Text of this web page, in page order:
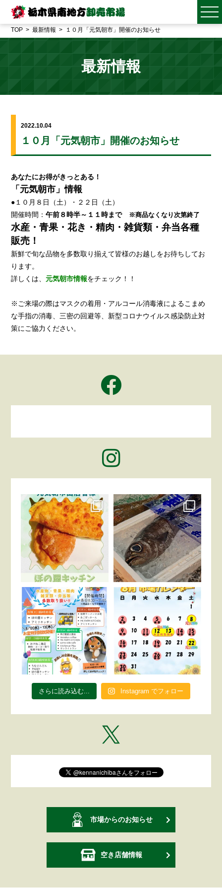
TOP 最新情報 １０月「元気朝市」開催のお知らせ
最新情報
2022.10.04
１０月「元気朝市」開催のお知らせ
あなたにお得がきっとある！
「元気朝市」情報
●１０月８日（土）・２２日（土）
開催時間：午前８時半～１１時まで ※商品なくなり次第終了
水産・青果・花き・精肉・雑貨類・弁当各種
販売！
新鮮で旬な品物を多数取り揃えて皆様のお越しをお待ちしてお
ります。
詳しくは、 元気朝市情報をチェック！！
※ご来場の際はマスクの着用・アルコール消毒液によるこまめ
な手指の消毒、三密の回避等、新型コロナウイルス感染防止対
策にご協力ください。
さらに読み込む... Instagram でフォロー
市場からのお知らせ
空き店舗情報